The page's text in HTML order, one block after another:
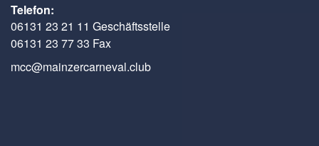
Telefon:
06131 23 21 11 Geschäftsstelle
06131 23 77 33 Fax
mcc@mainzercarneval.club